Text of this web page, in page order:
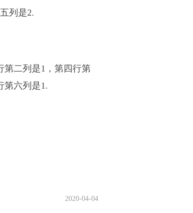
列是2.
第二列是1，第四行第
第六列是1.
2020-04-04